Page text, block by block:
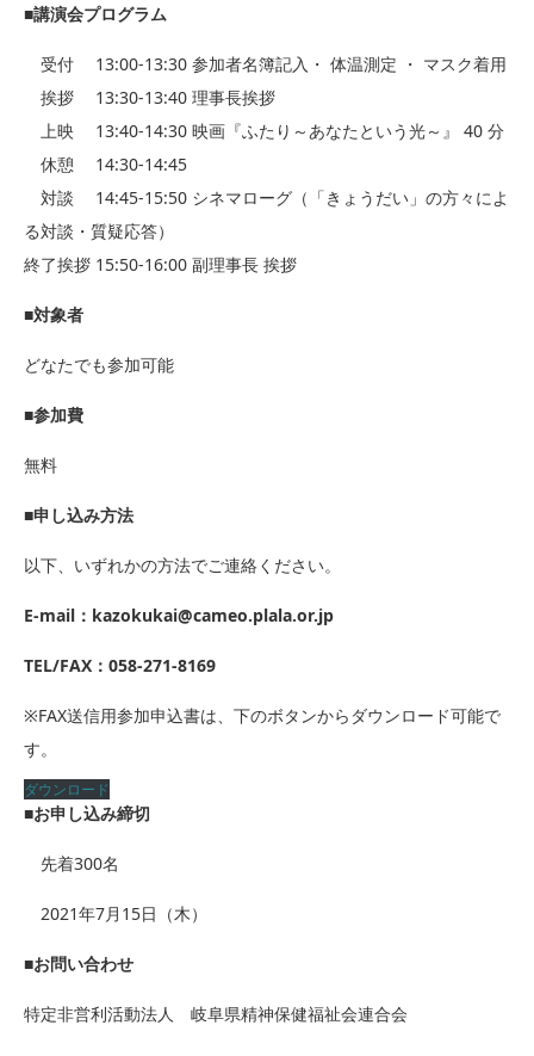
■講演会プログラム
受付 13:00-13:30 参加者名簿記入・ 体温測定 ・ マスク着用
挨拶 13:30-13:40 理事長挨拶
上映 13:40-14:30 映画『ふたり～あなたという光～』 40 分
休憩 14:30-14:45
対談 14:45-15:50 シネマローグ（「きょうだい」の方々によ
る対談・質疑応答）
終了挨拶 15:50-16:00 副理事長 挨拶
■対象者
どなたでも参加可能
■参加費
無料
■申し込み方法
以下、いずれかの方法でご連絡ください。
E-mail：kazokukai@cameo.plala.or.jp
TEL/FAX：058-271-8169
※FAX送信用参加申込書は、下のボタンからダウンロード可能で
す。
ダウンロード
■お申し込み締切
先着300名
2021年7月15日（木）
■お問い合わせ
特定非営利活動法人 岐阜県精神保健福祉会連合会